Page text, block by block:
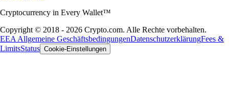
Cryptocurrency in Every Wallet™
Copyright © 2018 - 2026 Crypto.com. Alle Rechte vorbehalten.
EEA Allgemeine GeschäftsbedingungenDatenschutzerklärungFees &
LimitsStatus Cookie-Einstellungen